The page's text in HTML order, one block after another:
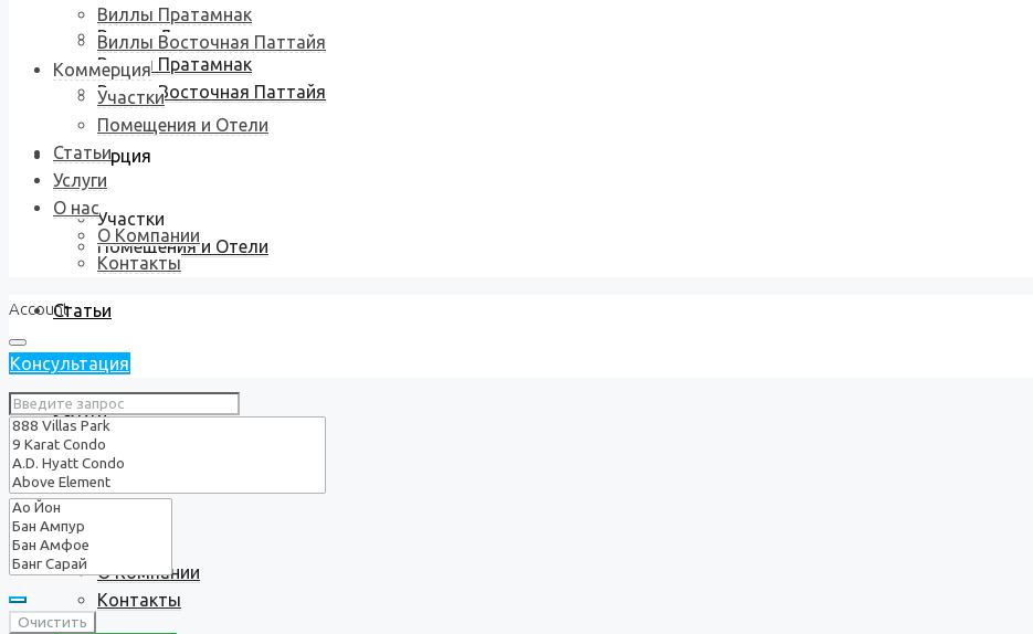
Виллы Джомтьен
Виллы Пратамнак
Виллы Восточная Паттайя
Коммерция
Участки
Помещения и Отели
Статьи
Услуги
О нас
О Компании
Контакты
Виллы Пратамнак
Виллы Восточная Паттайя
Коммерция
Участки
Помещения и Отели
Статьи
Услуги
О нас
О Компании
Контакты
Account
Консультация
Очистить